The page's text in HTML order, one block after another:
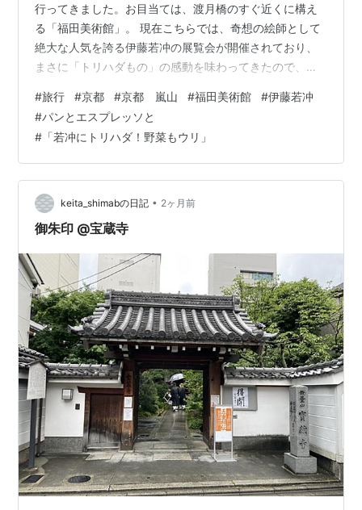
行ってきました。お目当ては、渡月橋のすぐ近くに構え
る「福田美術館」。 現在こちらでは、奇想の絵師として
絶大な人気を誇る伊藤若冲の展覧会が開催されており、
まさに「トリハダもの」の感動を味わってきたので、そ
美術館ってどんなところ？ 2019年に開館した福田美術館
のコンセプトは「たとえ美術に詳しくない方が見ても、
感動されるような作品」の展示。 京都画壇の巨匠たちの
名品を数多く所蔵しており、嵐山の大自然と見事に調和
したモダンな日本建築が特徴です。 館内は非常に洗練さ
れており、ガラスの映り込みを極…
#旅行 #京都 #京都 嵐山 #福田美術館 #伊藤若冲
#パンとエスプレッソと
# 「若冲にトリハダ！野菜もウリ」
keita_shimabの日記 • 2ヶ月前
御朱印 @宝蔵寺